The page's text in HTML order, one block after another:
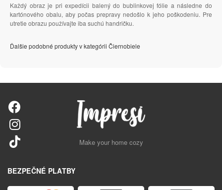
Každý obraz je pri expedícii balený do bublinkovej fólie a následne do
kartónového obalu, aby počas prepravy nedošlo k jeho poškodeniu. Pre
utretie obrazu používajte iba suchú handričku.
Ďalšie podobné produkty v kategórii Čiernobiele
Make your home cozy
BEZPEČNÉ PLATBY